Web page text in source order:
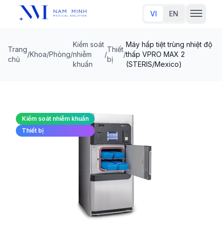
VI EN
Trang chủ
Đối tác thương hiệu
Trang
chủ
/Khoa/Phòng/
Kiểm soát
nhiễm
khuẩn
/
Thiết
bị
/
Máy hấp tiệt trùng nhiệt độ
thấp VPRO MAX 2
(STERIS/Mexico)
Kiểm soát nhiễm khuẩn
Thiết bị